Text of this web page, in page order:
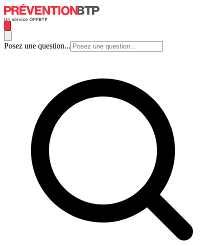
Posez une question...